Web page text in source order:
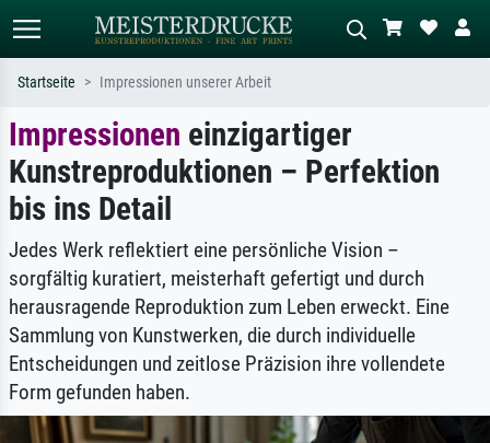
Standardsuche KI-Bildersuche
Suchen Sie nach Künstlern, Werktiteln
oder Stilen – z.B. Monet,
Sternennacht, Impressionismus, Welle
Hokusai, Akt.
Beschreiben Sie die Szene – z.B. Grüne
Wiese, Abstrakt mit viel Rot, Dunkles
Startseite Impressionen unserer Arbeit
Impressionen einzigartiger
Kunstreproduktionen – Perfektion
bis ins Detail
Jedes Werk reflektiert eine persönliche Vision –
sorgfältig kuratiert, meisterhaft gefertigt und durch
herausragende Reproduktion zum Leben erweckt. Eine
Sammlung von Kunstwerken, die durch individuelle
Entscheidungen und zeitlose Präzision ihre vollendete
Form gefunden haben.